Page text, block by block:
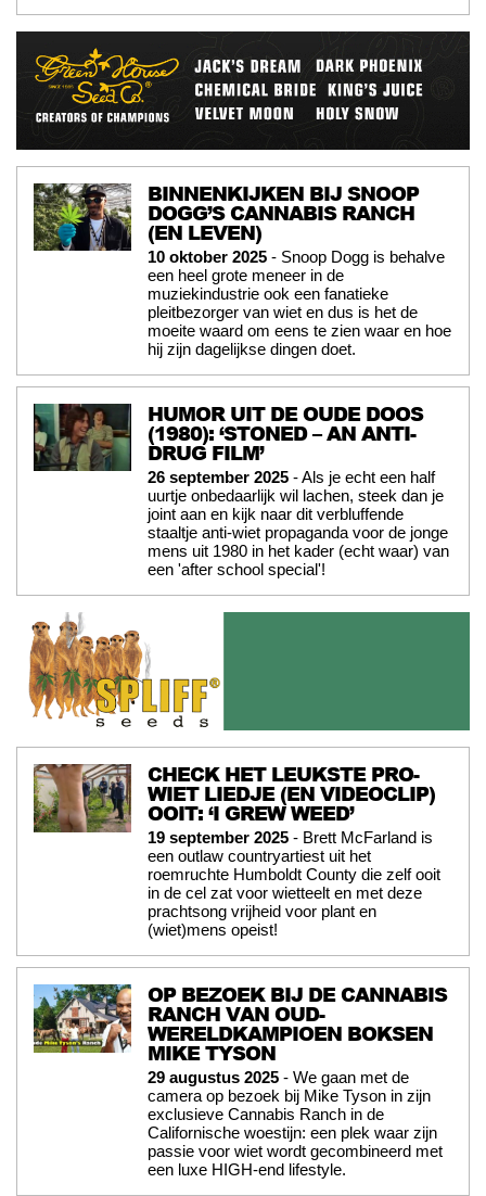
BINNENKIJKEN BIJ SNOOP
DOGG’S CANNABIS RANCH
(EN LEVEN)
10 oktober 2025 - Snoop Dogg is behalve
een heel grote meneer in de
muziekindustrie ook een fanatieke
pleitbezorger van wiet en dus is het de
moeite waard om eens te zien waar en hoe
hij zijn dagelijkse dingen doet.
HUMOR UIT DE OUDE DOOS
(1980): ‘STONED – AN ANTI-
DRUG FILM’
26 september 2025 - Als je echt een half
uurtje onbedaarlijk wil lachen, steek dan je
joint aan en kijk naar dit verbluffende
staaltje anti-wiet propaganda voor de jonge
mens uit 1980 in het kader (echt waar) van
een 'after school special'!
CHECK HET LEUKSTE PRO-
WIET LIEDJE (EN VIDEOCLIP)
OOIT: ‘I GREW WEED’
19 september 2025 - Brett McFarland is
een outlaw countryartiest uit het
roemruchte Humboldt County die zelf ooit
in de cel zat voor wietteelt en met deze
prachtsong vrijheid voor plant en
(wiet)mens opeist!
OP BEZOEK BIJ DE CANNABIS
RANCH VAN OUD-
WERELDKAMPIOEN BOKSEN
MIKE TYSON
29 augustus 2025 - We gaan met de
camera op bezoek bij Mike Tyson in zijn
exclusieve Cannabis Ranch in de
Californische woestijn: een plek waar zijn
passie voor wiet wordt gecombineerd met
een luxe HIGH-end lifestyle.